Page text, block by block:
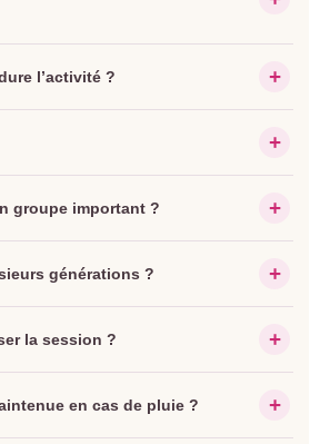
l’activité ?
groupe important ?
générations ?
la session ?
en cas de pluie ?